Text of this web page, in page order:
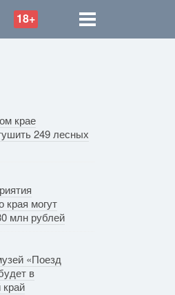
18+
крае
249 лесных
края могут
млн рублей
«Поезд
в
край